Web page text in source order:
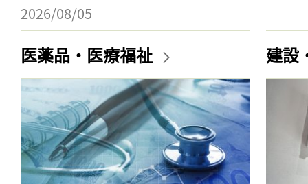
2026/08/05
医薬品・医療福祉 建設